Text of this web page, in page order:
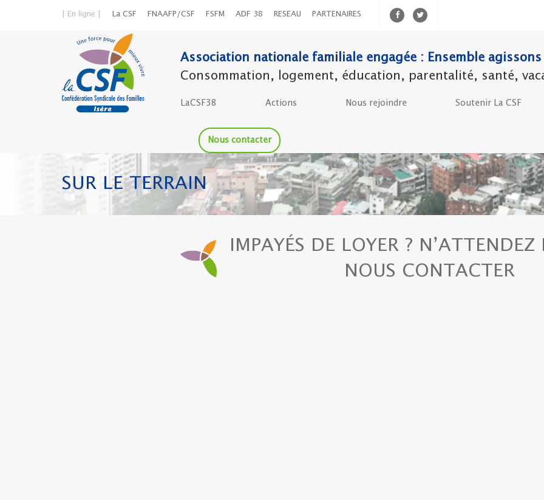
| En ligne | La CSF FNAAFP/CSF FSFM ADF 38 RESEAU PARTENAIRES
Association nationale familiale engagée : Ensemble agissons
Consommation, logement, éducation, parentalité, santé,
LaCSF38 Actions Nous rejoindre Soutenir La CSF
Nous contacter
SUR LE TERRAIN
IMPAYÉS DE LOYER ? N’ATTENDEZ
NOUS CONTACTER